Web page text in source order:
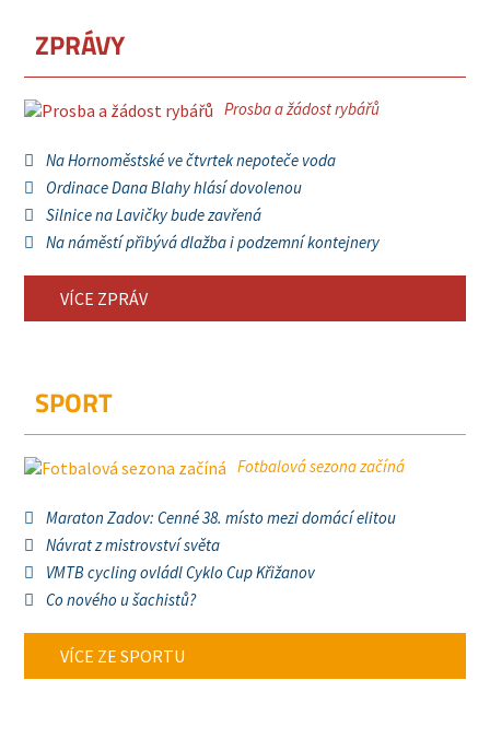
ZPRÁVY
Prosba a žádost rybářů
Na Hornoměstské ve čtvrtek nepoteče voda
Ordinace Dana Blahy hlásí dovolenou
Silnice na Lavičky bude zavřená
Na náměstí přibývá dlažba i podzemní kontejnery
VÍCE ZPRÁV
SPORT
Fotbalová sezona začíná
Maraton Zadov: Cenné 38. místo mezi domácí elitou
Návrat z mistrovství světa
VMTB cycling ovládl Cyklo Cup Křižanov
Co nového u šachistů?
VÍCE ZE SPORTU